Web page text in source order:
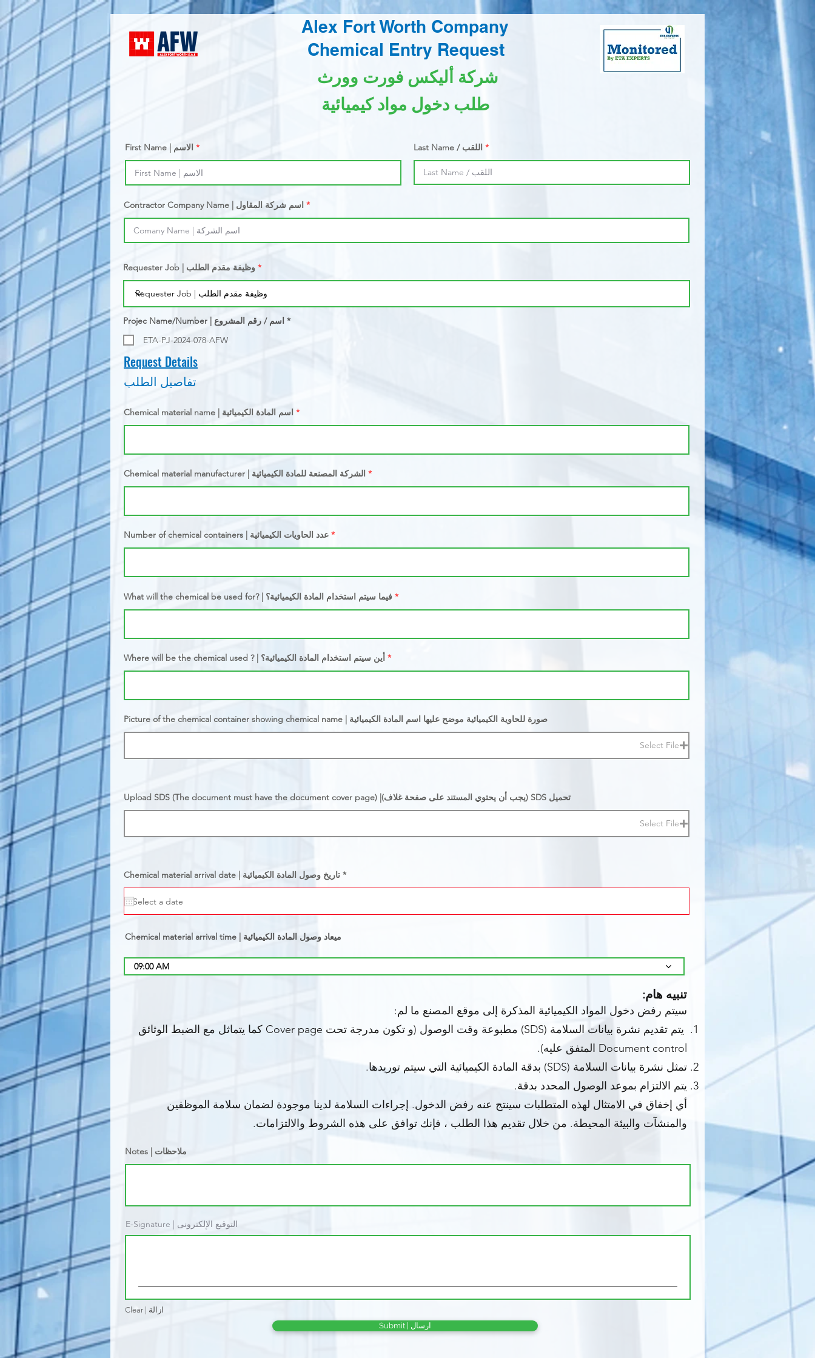
Alex Fort Worth Company
Chemical Entry Request
شركة أليكس فورت وورث
طلب دخول مواد كيميائية
First Name | الاسم Last Name / اللقب
Contractor Company Name | اسم شركة المقاول
Requester Job | وظيفة مقدم الطلب
Projec Name/Number | اسم / رقم المشروع *
ETA-PJ-2024-078-AFW
Request Details
تفاصيل الطلب
Chemical material name | اسم المادة الكيميائية
Chemical material manufacturer | الشركة المصنعة للمادة الكيميائية
Number of chemical containers | عدد الحاويات الكيميائية
What will the chemical be used for? | فيما سيتم استخدام المادة الكيميائية؟
Where will be the chemical used ? | أين سيتم استخدام المادة الكيميائية؟
Picture of the chemical container showing chemical name | صورة للحاوية الكيميائية موضح عليها اسم المادة الكيميائية
Select File
Upload SDS (The document must have the document cover page) |(يجب أن يحتوي المستند على صفحة غلاف) SDS تحميل
Select File
Chemical material arrival date | تاريخ وصول المادة الكيميائية *r
q
r
Chemical material arrival time | ميعاد وصول المادة الكيميائية
09:00 AM
تنبيه هام:
سيتم رفض دخول المواد الكيميائية المذكرة إلى موقع المصنع ما لم:
يتم تقديم نشرة بيانات السلامة (SDS) مطبوعة وقت الوصول (و تكون مدرجة تحت Cover page كما يتماثل مع الضبط الوثائق
Document control المتفق عليه).
تمثل نشرة بيانات السلامة (SDS) بدقة المادة الكيميائية التي سيتم توريدها.
يتم الالتزام بموعد الوصول المحدد بدقة.
أي إخفاق في الامتثال لهذه المتطلبات سينتج عنه رفض الدخول. إجراءات السلامة لدينا موجودة لضمان سلامة الموظفين
والمنشآت والبيئة المحيطة. من خلال تقديم هذا الطلب ، فإنك توافق على هذه الشروط والالتزامات.
Notes | ملاحظات
E-Signature | التوقيع الإلكترونى
Clear | ازالة
Submit | ارسال